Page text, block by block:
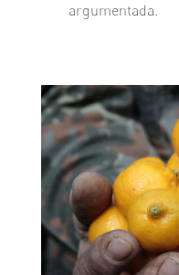
argumentada.